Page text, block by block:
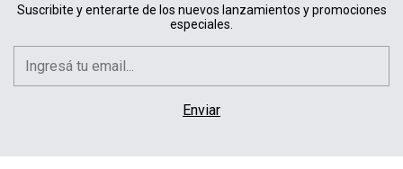
Suscribite y enterarte de los nuevos lanzamientos y promociones
especiales.